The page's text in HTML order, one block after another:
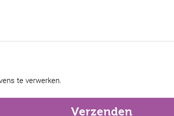
te verwerken.